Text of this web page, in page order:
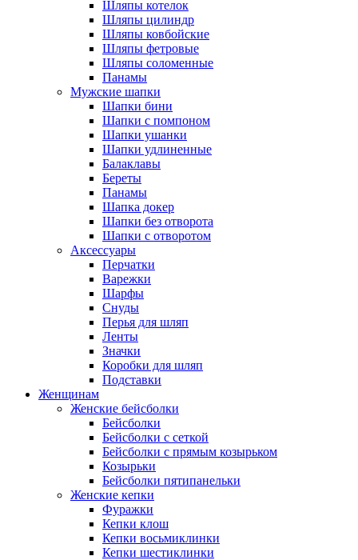
Шляпы котелок
Шляпы цилиндр
Шляпы ковбойские
Шляпы фетровые
Шляпы соломенные
Панамы
Мужские шапки
Шапки бини
Шапки с помпоном
Шапки ушанки
Шапки удлиненные
Балаклавы
Береты
Панамы
Шапка докер
Шапки без отворота
Шапки с отворотом
Аксессуары
Перчатки
Варежки
Шарфы
Снуды
Перья для шляп
Ленты
Значки
Коробки для шляп
Подставки
Женщинам
Женские бейсболки
Бейсболки
Бейсболки с сеткой
Бейсболки с прямым козырьком
Козырьки
Бейсболки пятипанельки
Женские кепки
Фуражки
Кепки клош
Кепки восьмиклинки
Кепки шестиклинки